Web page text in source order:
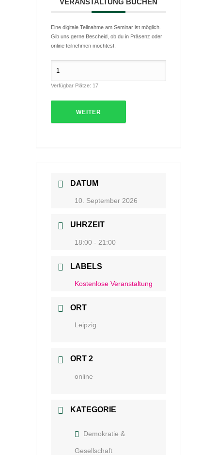
VERANSTALTUNG BUCHEN
Eine digitale Teilnahme am Seminar ist möglich.
Gib uns gerne Bescheid, ob du in Präsenz oder
online teilnehmen möchtest.
Verfügbar Plätze: 17
WEITER
DATUM
10. September 2026
UHRZEIT
18:00 - 21:00
LABELS
Kostenlose Veranstaltung
ORT
Leipzig
ORT 2
online
KATEGORIE
Demokratie &
Gesellschaft